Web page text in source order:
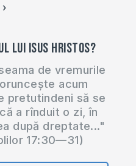
›
lui Isus Hristos?
de vremurile
acum
pretutindeni să se
a rînduit o zi, în
după dreptate..."
17:30—31)